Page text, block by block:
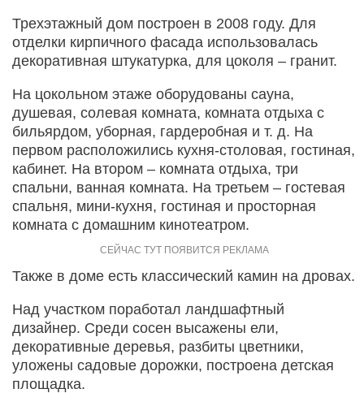
Трехэтажный дом построен в 2008 году. Для
отделки кирпичного фасада использовалась
декоративная штукатурка, для цоколя – гранит.
На цокольном этаже оборудованы сауна,
душевая, солевая комната, комната отдыха с
бильярдом, уборная, гардеробная и т. д. На
первом расположились кухня-столовая, гостиная,
кабинет. На втором – комната отдыха, три
спальни, ванная комната. На третьем – гостевая
спальня, мини-кухня, гостиная и просторная
комната с домашним кинотеатром.
Также в доме есть классический камин на дровах.
Над участком поработал ландшафтный
дизайнер. Среди сосен высажены ели,
декоративные деревья, разбиты цветники,
уложены садовые дорожки, построена детская
площадка.